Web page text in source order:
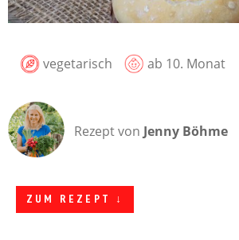
vegetarisch ab 10. Monat
Rezept von Jenny Böhme
ZUM REZEPT ↓